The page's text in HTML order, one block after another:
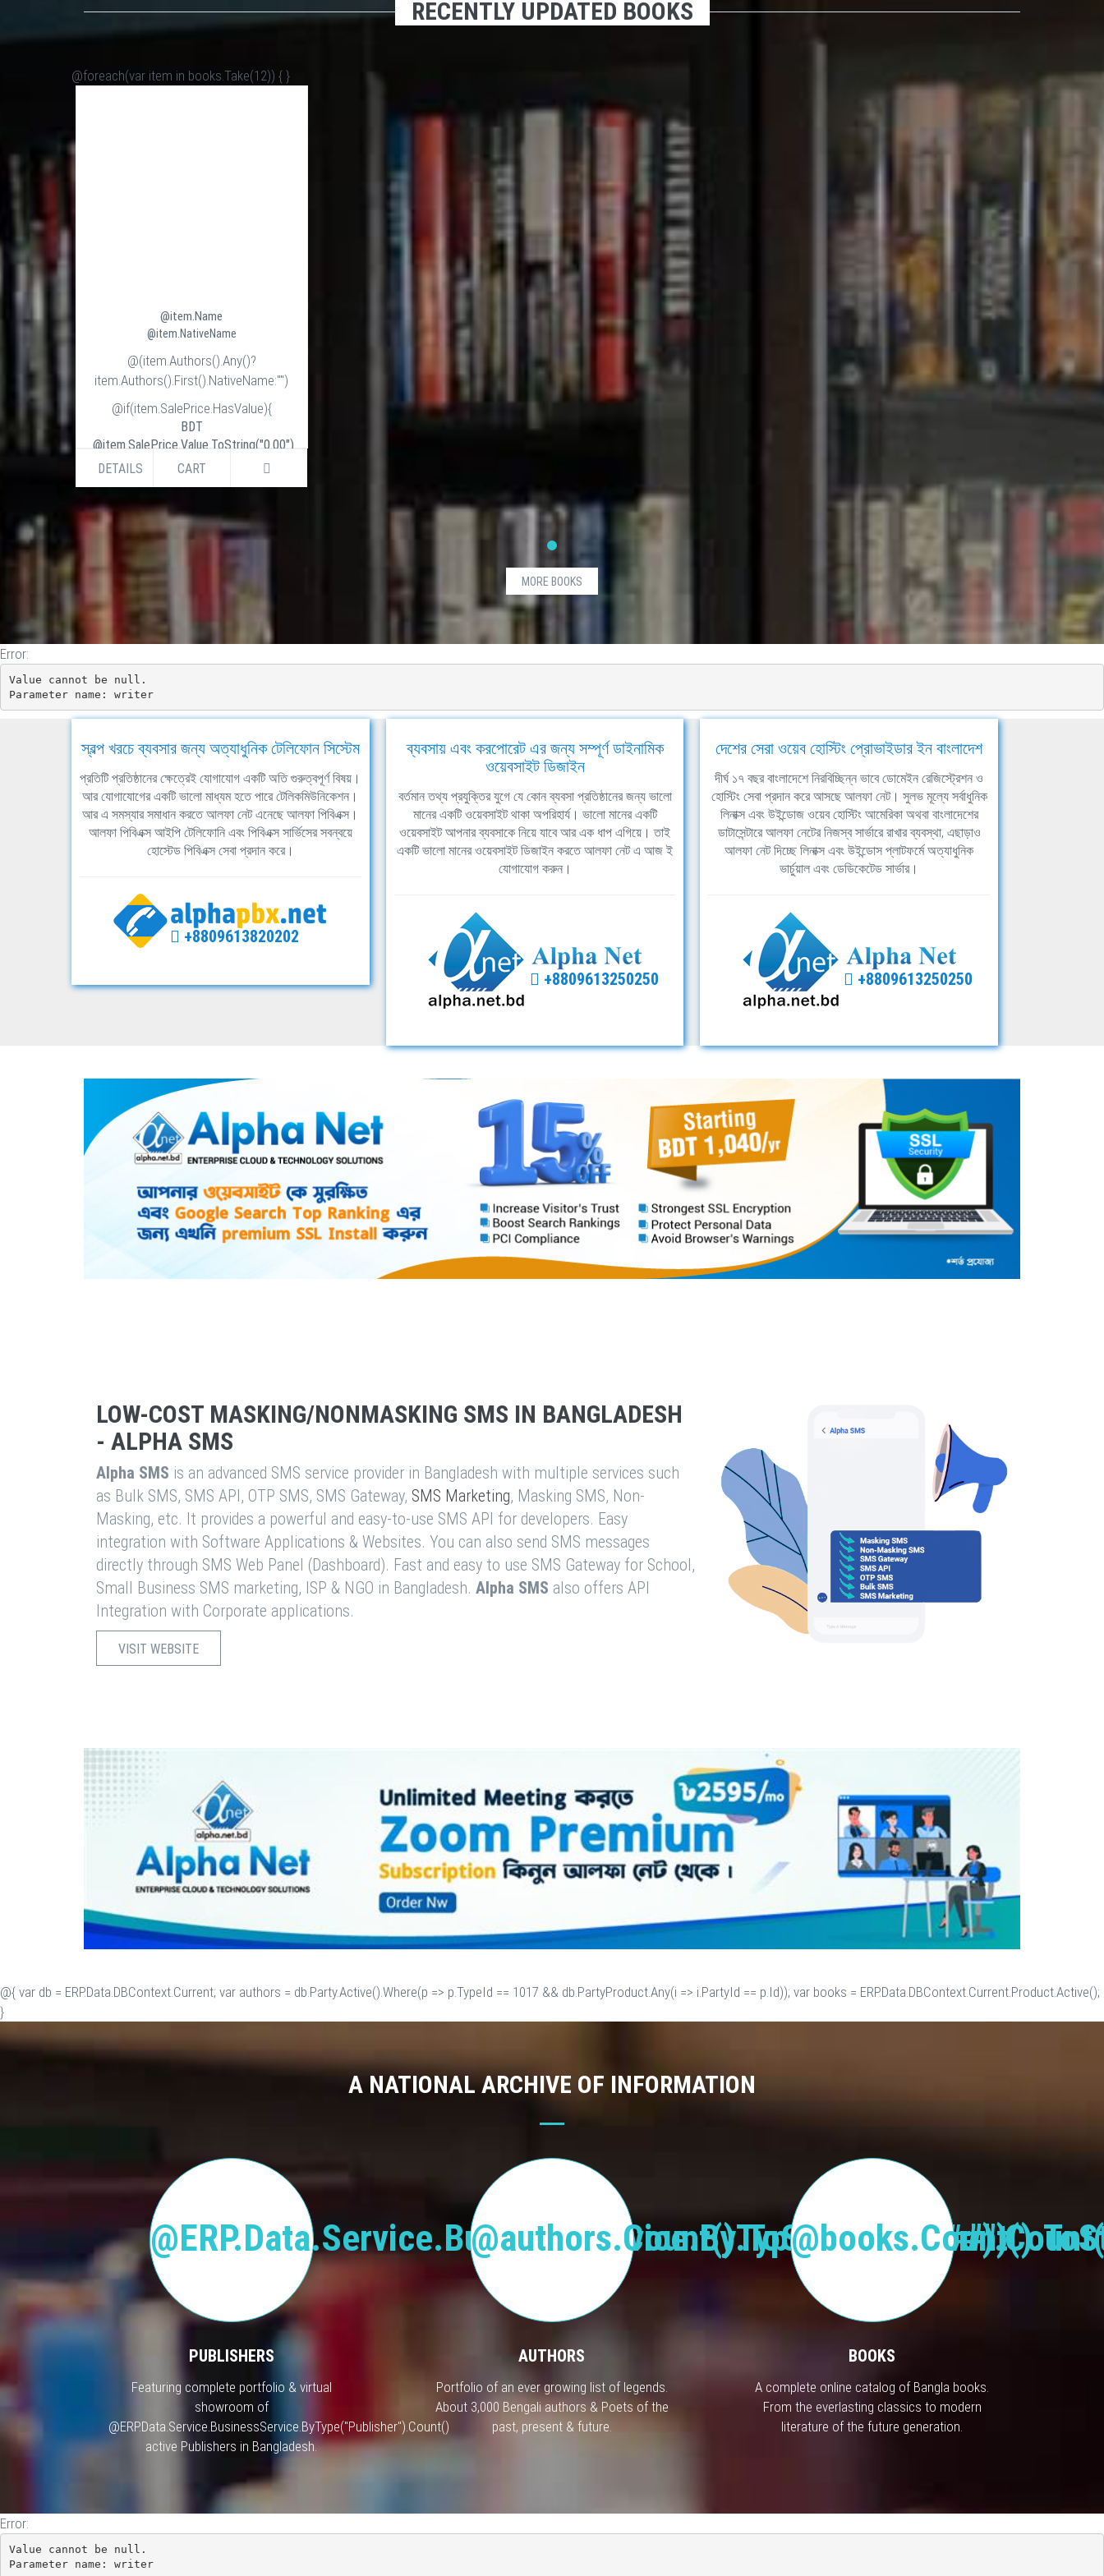
RECENTLY UPDATED BOOKS
@foreach(var item in books.Take(12)) { }
@item.Name
@item.NativeName
@(item.Authors().Any()?
item.Authors().First().NativeName:"")
@if(item.SalePrice.HasValue){
BDT
@item.SalePrice.Value.ToString("0.00")
BDT
}else if (item.ListPrice.HasValue) {
BDT
@item.ListPrice.Value.ToString("0.00")
DETAILS CART
MORE BOOKS
Error:
Value cannot be null.
Parameter name: writer
স্বল্প খরচে ব্যবসার জন্য অত্যাধুনিক টেলিফোন সিস্টেম
প্রতিটি প্রতিষ্ঠানের ক্ষেত্রেই যোগাযোগ একটি অতি গুরুত্বপূর্ণ বিষয়।
আর যোগাযোগের একটি ভালো মাধ্যম হতে পারে টেলিকমিউনিকেশন।
আর এ সমস্যার সমাধান করতে আলফা নেট এনেছে আলফা পিবিএক্স।
আলফা পিবিএক্স আইপি টেলিফোনি এবং পিবিএক্স সার্ভিসের সবন্বয়ে
হোস্টেড পিবিএক্স সেবা প্রদান করে।
+8809613820202
ব্যবসায় এবং করপোরেট এর জন্য সম্পূর্ণ ডাইনামিক
ওয়েবসাইট ডিজাইন
বর্তমান তথ্য প্রযুক্তির যুগে যে কোন ব্যবসা প্রতিষ্ঠানের জন্য ভালো
মানের একটি ওয়েবসাইট থাকা অপরিহার্য। ভালো মানের একটি
ওয়েবসাইট আপনার ব্যবসাকে নিয়ে যাবে আর এক ধাপ এগিয়ে। তাই
একটি ভালো মানের ওয়েবসাইট ডিজাইন করতে আলফা নেট এ আজ ই
যোগাযোগ করুন।
+8809613250250
দেশের সেরা ওয়েব হোস্টিং প্রোভাইডার ইন বাংলাদেশ
দীর্ঘ ১৭ বছর বাংলাদেশে নিরবিচ্ছিন্ন ভাবে ডোমেইন রেজিস্ট্রেশন ও
হোস্টিং সেবা প্রদান করে আসছে আলফা নেট। সুলভ মূল্যে সর্বাধুনিক
লিনাক্স এবং উইন্ডোজ ওয়েব হোস্টিং আমেরিকা অথবা বাংলাদেশের
ডাটাসেন্টারে আলফা নেটের নিজস্ব সার্ভারে রাখার ব্যবস্থা, এছাড়াও
আলফা নেট দিচ্ছে লিনাক্স এবং উইন্ডোস প্লাটফর্মে অত্যাধুনিক
ভার্চুয়াল এবং ডেডিকেটেড সার্ভার।
+8809613250250
LOW-COST MASKING/NONMASKING SMS IN BANGLADESH
- ALPHA SMS
Alpha SMS is an advanced SMS service provider in Bangladesh with multiple services such
as Bulk SMS, SMS API, OTP SMS, SMS Gateway, SMS Marketing, Masking SMS, Non-
Masking, etc. It provides a powerful and easy-to-use SMS API for developers. Easy
integration with Software Applications & Websites. You can also send SMS messages
directly through SMS Web Panel (Dashboard). Fast and easy to use SMS Gateway for School,
Small Business SMS marketing, ISP & NGO in Bangladesh. Alpha SMS also offers API
Integration with Corporate applications.
VISIT WEBSITE
@{ var db = ERP.Data.DBContext.Current; var authors = db.Party.Active().Where(p => p.TypeId == 1017 && db.PartyProduct.Any(i => i.PartyId == p.Id)); var books = ERP.Data.DBContext.Current.Product.Active();
}
A NATIONAL ARCHIVE OF INFORMATION
PUBLISHERS
Featuring complete portfolio & virtual
showroom of
@ERP.Data.Service.BusinessService.ByType("Publisher").Count()
active Publishers in Bangladesh.
@authors.Count().ToString("#,###")
AUTHORS
Portfolio of an ever growing list of legends.
About 3,000 Bengali authors & Poets of the
past, present & future.
BOOKS
A complete online catalog of Bangla books.
From the everlasting classics to modern
literature of the future generation.
Error:
Value cannot be null.
Parameter name: writer